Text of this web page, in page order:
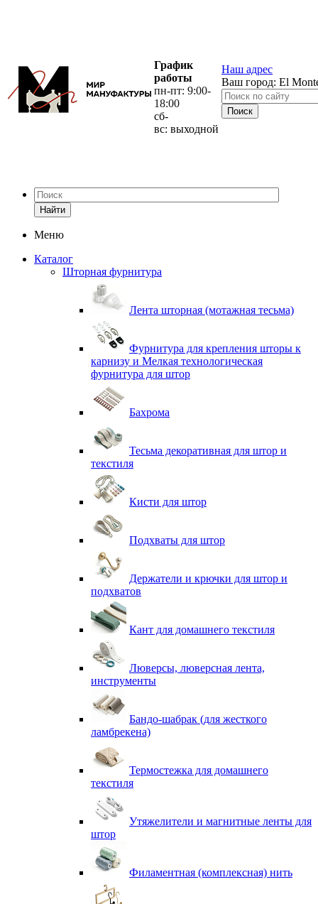
График
работы
пн-пт: 9:00-
18:00
сб-
вс: выходной
Наш адрес
Ваш город: El
Найти
Меню
Каталог
Шторная фурнитура
Лента шторная (мотажная тесьма)
Фурнитура для крепления шторы к
карнизу и Мелкая технологическая
фурнитура для штор
Бахрома
Тесьма декоративная для штор и
текстиля
Кисти для штор
Подхваты для штор
Держатели и крючки для штор и
подхватов
Кант для домашнего текстиля
Люверсы, люверсная лента,
инструменты
Бандо-шабрак (для жесткого
ламбрекена)
Термостежка для домашнего
текстиля
Утяжелители и магнитные ленты для
штор
Филаментная (комплексная) нить